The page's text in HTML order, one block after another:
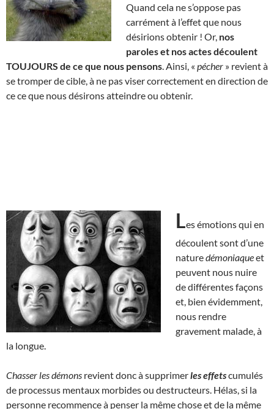
Quand cela ne s’oppose pas
carrément à l’effet que nous
désirions obtenir ! Or, nos
paroles et nos actes découlent
TOUJOURS de ce que nous pensons . Ainsi, « pécher » revient à
se tromper de cible, à ne pas viser correctement en direction de
ce ce que nous désirons atteindre ou obtenir.
Les émotions qui en
découlent sont d’une
naturedémoniaqueet
peuvent nous nuire
de différentes façons
et, bien évidemment,
nous rendre
gravement malade, à
la longue.
Chasser les démons revient donc à supprimerles effetscumulés
de processus mentaux morbides ou destructeurs. Hélas, si la
personne recommence à penser la même chose et de la même